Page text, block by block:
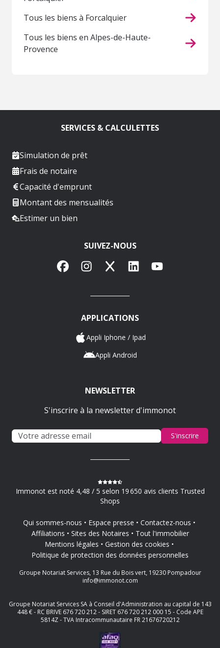
Tous les biens à Forcalquier
Tous les biens en Alpes-de-Haute-
Provence
SERVICES & CALCULETTES
Simulation de prêt
Frais de notaire
Capacité d'emprunt
Montant des mensualités
Estimer un bien
SUIVEZ-NOUS
FacebookInstagram
X LinkedInYouTube
APPLICATIONS
Appli Iphone / Ipad
Appli Android
NEWSLETTER
S'inscrire à la newsletter d'immonot
S'inscrire
Immonot est noté 4,48 / 5 selon 19 650 avis clients Trusted
Shops
Qui sommes-nous Espace presse
Contactez-nous
Affiliations
Sites des Notaires
Tout l'immobilier
Mentions légales
Gestion des cookies
Politique de protection des données personnelles
Groupe Notariat Services, 13 Rue du Bois vert, 19230 Pompadour
info@immonot.com
Groupe Notariat Services SA à Conseil d'Administration au capital de 143
448 € - RC BRIVE 676 720 212 - SIRET 676 720 212 000 15 - Code APE
5814Z - TVA Intracommunautaire FR 21676720212